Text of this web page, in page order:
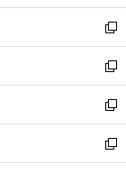
開
く
ウ
で
開
く
ン
ド
ウ
で
開
く
ウ
ィ
ン
ド
ウ
で
開
く
し
い
ウ
ィ
ン
ド
ウ
で
開
新
し
い
ウ
ィ
ン
ド
ウ
新
し
い
ウ
ィ
ン
新
し
い
ウ
新
し